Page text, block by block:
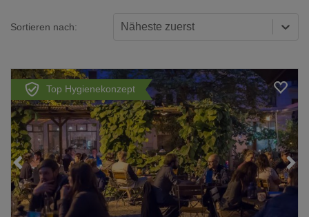
Sortieren nach: Näheste zuerst
Top Hygienekonzept
Loading...